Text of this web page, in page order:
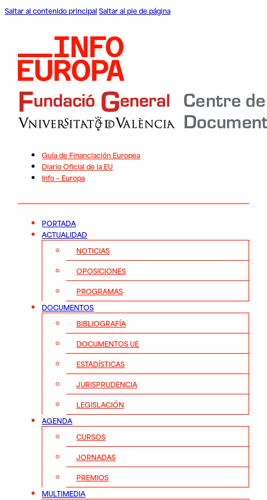
Saltar al contenido principal Saltar al pie de página
Guía de Financiación Europea
Diario Oficial de la EU
Info – Europa
PORTADA
ACTUALIDAD
NOTICIAS
OPOSICIONES
PROGRAMAS
DOCUMENTOS
BIBLIOGRAFÍA
DOCUMENTOS UE
ESTADÍSTICAS
JURISPRUDENCIA
LEGISLACIÓN
AGENDA
CURSOS
JORNADAS
PREMIOS
MULTIMEDIA